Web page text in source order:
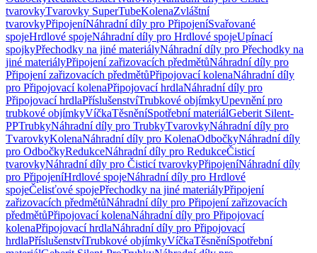
tvarovkyTvarovky SuperTubeKolenaZvláštní
tvarovkyPřipojeníNáhradní díly pro PřipojeníSvařované
spojeHrdlové spojeNáhradní díly pro Hrdlové spojeUpínací
spojkyPřechodky na jiné materiályNáhradní díly pro Přechodky na
jiné materiályPřipojení zařizovacích předmětůNáhradní díly pro
Připojení zařizovacích předmětůPřipojovací kolenaNáhradní díly
pro Připojovací kolenaPřipojovací hrdlaNáhradní díly pro
Připojovací hrdlaPříslušenstvíTrubkové objímkyUpevnění pro
trubkové objímkyVíčkaTěsněníSpotřební materiálGeberit Silent-
PPTrubkyNáhradní díly pro TrubkyTvarovkyNáhradní díly pro
TvarovkyKolenaNáhradní díly pro KolenaOdbočkyNáhradní díly
pro OdbočkyRedukceNáhradní díly pro RedukceČisticí
tvarovkyNáhradní díly pro Čisticí tvarovkyPřipojeníNáhradní díly
pro PřipojeníHrdlové spojeNáhradní díly pro Hrdlové
spojeČelisťové spojePřechodky na jiné materiályPřipojení
zařizovacích předmětůNáhradní díly pro Připojení zařizovacích
předmětůPřipojovací kolenaNáhradní díly pro Připojovací
kolenaPřipojovací hrdlaNáhradní díly pro Připojovací
hrdlaPříslušenstvíTrubkové objímkyVíčkaTěsněníSpotřební